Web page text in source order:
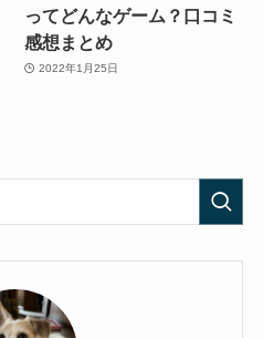
ってどんなゲーム？口コミ
感想まとめ
2022年1月25日